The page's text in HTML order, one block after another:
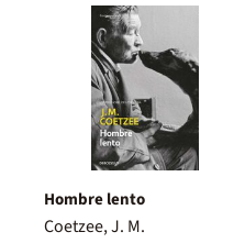
Hombre lento
Coetzee, J. M.